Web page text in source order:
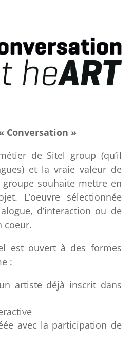
Conversation »
de Sitel group (qu’il
et la vraie valeur de
souhaite mettre en
L’oeuvre sélectionnée
d’interaction ou de
coeur.
est ouvert à des formes
:
artiste déjà inscrit dans
avec la participation de